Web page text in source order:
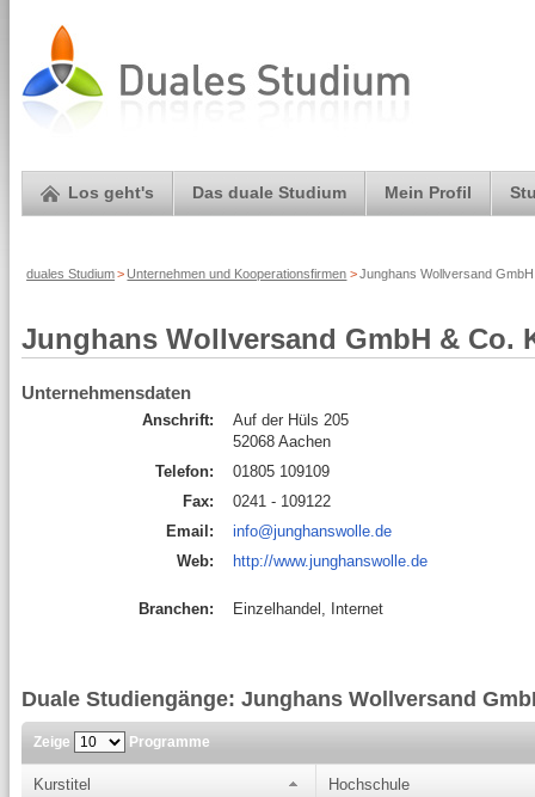
Los geht's Das duale Studium Mein Profil
duales Studium> Unternehmen und Kooperationsfirmen >Junghans Wollversand
Junghans Wollversand GmbH & Co.
Unternehmensdaten
Anschrift:
Auf der Hüls 205
52068 Aachen
Telefon:
01805 109109
Fax:
0241 - 109122
Email:
info@junghanswolle.de
Web:
http://www.junghanswolle.de
Branchen: Einzelhandel, Internet
Duale Studiengänge: Junghans Wollversand
Zeige Programme
Kurstitel Hochschule